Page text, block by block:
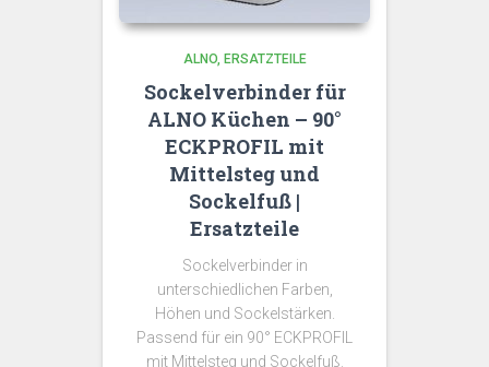
ALNO ERSATZTEILE
Sockelverbinder für
ALNO Küchen – 90°
ECKPROFIL mit
Mittelsteg und
Sockelfuß |
Ersatzteile
Sockelverbinder in
unterschiedlichen Farben,
Höhen und Sockelstärken.
Passend für ein 90° ECKPROFIL
mit Mittelsteg und Sockelfuß.